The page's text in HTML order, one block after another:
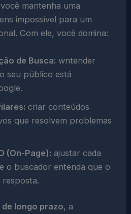
mantenha uma
impossível para um
Com ele, você domina:
de Busca: wntender
seu público está
criar conteúdos
que resolvem problemas
(On-Page): ajustar cada
o buscador entenda que o
resposta.
de longo prazo, a